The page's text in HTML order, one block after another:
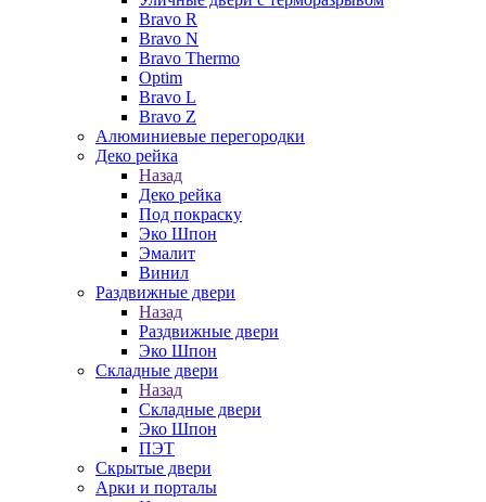
Bravo R
Bravo N
Bravo Thermo
Optim
Bravo L
Bravo Z
Алюминиевые перегородки
Деко рейка
Назад
Деко рейка
Под покраску
Эко Шпон
Эмалит
Винил
Раздвижные двери
Назад
Раздвижные двери
Эко Шпон
Складные двери
Назад
Складные двери
Эко Шпон
ПЭТ
Скрытые двери
Арки и порталы